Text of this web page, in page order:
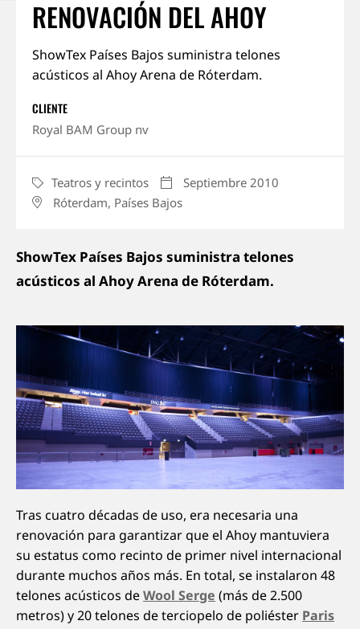
Conócenos
Empleos
Mantente al tanto
RENOVACIÓN DEL AHOY
ShowTex Países Bajos suministra telones
acústicos al Ahoy Arena de Róterdam.
CLIENTE
Royal BAM Group nv
CATEGORY
Teatros y recintos
DATE
Septiembre 2010
Róterdam, Países Bajos
ShowTex Países Bajos suministra telones
acústicos al Ahoy Arena de Róterdam.
Tras cuatro décadas de uso, era necesaria una
renovación para garantizar que el Ahoy mantuviera
su estatus como recinto de primer nivel internacional
durante muchos años más. En total, se instalaron 48
telones acústicos deWool Serge (más de 2.500
metros) y 20 telones de terciopelo de poliéster Paris